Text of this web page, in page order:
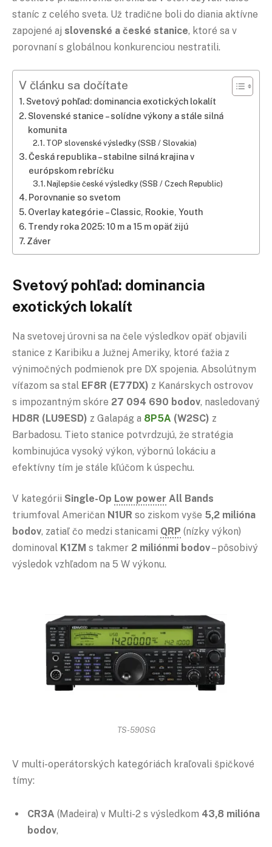
staníc z celého sveta. Už tradične boli do diania aktívne
zapojené aj slovenské a české stanice, ktoré sa v
porovnaní s globálnou konkurenciou nestratili.
V článku sa dočítate
Svetový pohľad: dominancia exotických lokalít
Slovenské stanice – solídne výkony a stále silná
komunita
TOP slovenské výsledky (SSB / Slovakia)
Česká republika – stabilne silná krajina v
európskom rebríčku
Najlepšie české výsledky (SSB / Czech Republic)
Porovnanie so svetom
Overlay kategórie – Classic, Rookie, Youth
Trendy roka 2025: 10 m a 15 m opäť žijú
Záver
Svetový pohľad: dominancia
exotických lokalít
Na svetovej úrovni sa na čele výsledkov opäť objavili
stanice z Karibiku a Južnej Ameriky, ktoré ťažia z
výnimočných podmienok pre DX spojenia. Absolútnym
víťazom sa stal EF8R (E77DX) z Kanárskych ostrovov
s impozantným skóre 27 094 690 bodov, nasledovaný
HD8R (LU9ESD) z Galapág a 8P5A (W2SC) z
Barbadosu. Tieto stanice potvrdzujú, že stratégia
kombinujúca vysoký výkon, výbornú lokáciu a
efektívny tím je stále kľúčom k úspechu.
V kategórii Single-Op Low power All Bands
triumfoval Američan N1UR so ziskom vyše 5,2 milióna
bodov, zatiaľ čo medzi stanicami QRP (nízky výkon)
dominoval K1ZM s takmer 2 miliónmi bodov– pôsobivý
výsledok vzhľadom na 5 W výkonu.
TS-590SG
V multi-operátorských kategóriách kraľovali špičkové
tímy:
CR3A (Madeira) v Multi-2 s výsledkom 43,8 milióna
bodov,